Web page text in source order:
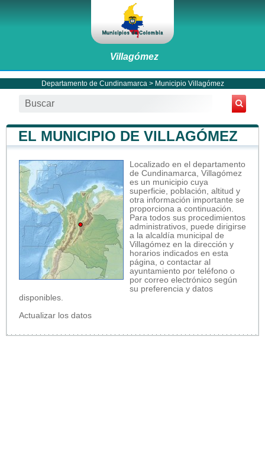
Villagómez
Departamento de Cundinamarca > Municipio Villagómez
EL MUNICIPIO DE VILLAGÓMEZ
Localizado en el departamento
de Cundinamarca, Villagómez
es un municipio cuya
superficie, población, altitud y
otra información importante se
proporciona a continuación.
Para todos sus procedimientos
administrativos, puede dirigirse
a la alcaldía municipal de
Villagómez en la dirección y
horarios indicados en esta
página, o contactar al
ayuntamiento por teléfono o
por correo electrónico según
su preferencia y datos
disponibles.
Actualizar los datos